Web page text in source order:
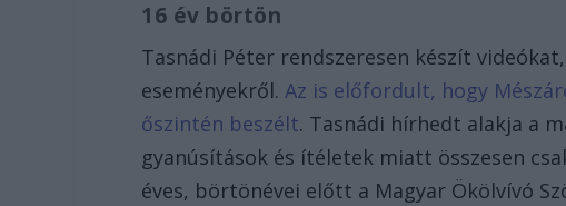
16 év börtön
Tasnádi Péter rendszeresen készít
eseményekről.Az is előfordult, hogy
őszintén beszélt. Tasnádi hírhedt alakja a
gyanúsítások és ítéletek miatt összesen
éves, börtönévei előtt a Magyar Ökölvívó